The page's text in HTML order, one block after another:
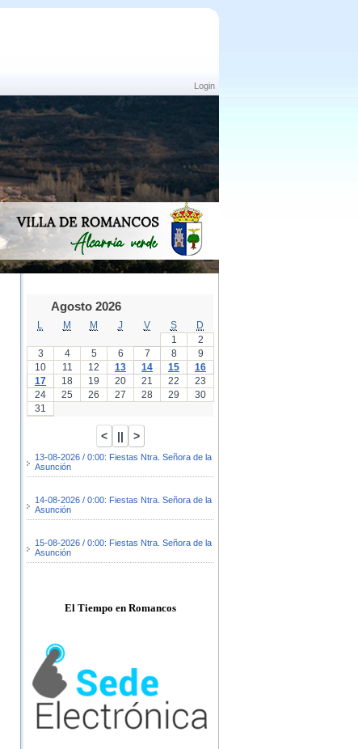
Login
Agosto 2026
M M J V S
D
1
2
3
4 5 6 7 8
9
10
11 12 13 14 15
16
17
18 19 20 21 22
23
24
25 26 27 28 29
30
31
13-08-2026 / 0:00: Fiestas Ntra. Señora de la
Asunción
14-08-2026 / 0:00: Fiestas Ntra. Señora de la
Asunción
15-08-2026 / 0:00: Fiestas Ntra. Señora de la
Asunción
El Tiempo en Romancos